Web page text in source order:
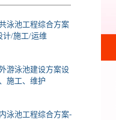
泳池工程综合方案
计/施工/运维
游泳池建设方案设
施工、维护
泳池工程综合方案-